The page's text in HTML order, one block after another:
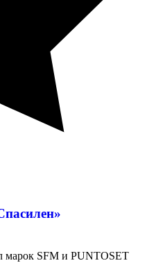
SFM и PUNTOSET